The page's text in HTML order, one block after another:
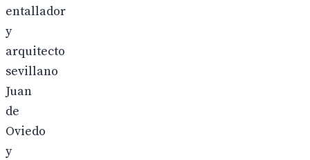
entallador
y
arquitecto
sevillano
Juan
de
Oviedo
y